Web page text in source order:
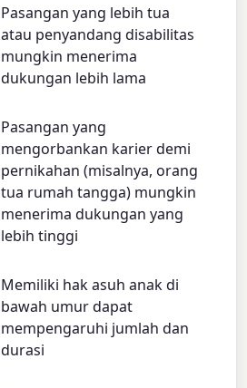
Pasangan yang lebih tua
atau penyandang disabilitas
mungkin menerima
dukungan lebih lama
Pasangan yang
mengorbankan karier demi
pernikahan (misalnya, orang
tua rumah tangga) mungkin
menerima dukungan yang
lebih tinggi
Memiliki hak asuh anak di
bawah umur dapat
mempengaruhi jumlah dan
durasi